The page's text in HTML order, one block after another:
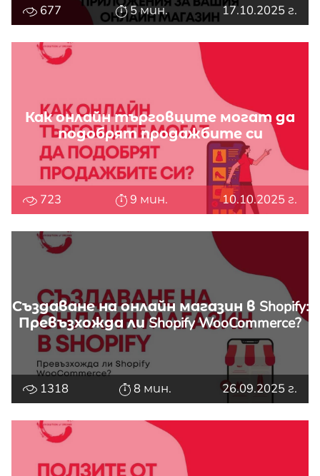
677 5 мин. 17.10.2025 г.
Как онлайн търговците могат да
подобрят продажбите си
723 9 мин. 10.10.2025 г.
Създаване на онлайн магазин в Shopify:
Превъзхожда ли Shopify WooCommerce?
1318 8 мин. 26.09.2025 г.